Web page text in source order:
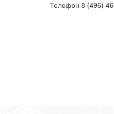
Телефон 8 (496)